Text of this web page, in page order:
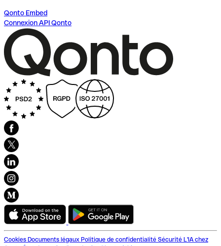
Qonto Embed
Connexion API Qonto
Cookies Documents légaux Politique de confidentialité Sécurité L'IA chez